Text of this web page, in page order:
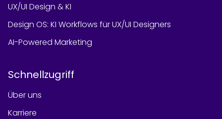
UX/UI Design & KI
Design OS: KI Workflows für UX/UI Designers
AI-Powered Marketing
Schnellzugriff
Über uns
Karriere